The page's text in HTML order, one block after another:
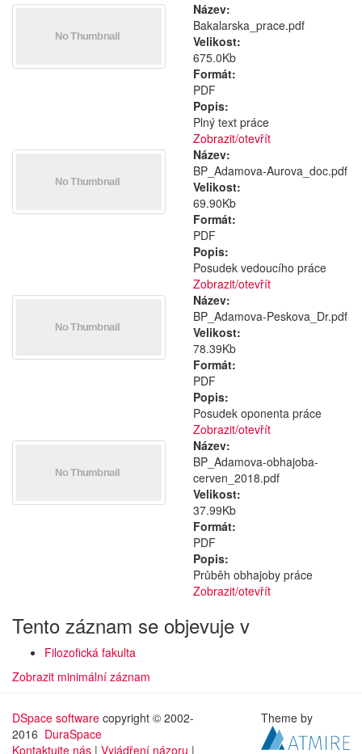
Název:
Bakalarska_prace.pdf
Velikost:
675.0Kb
Formát:
PDF
Popis:
Plný text práce
Zobrazit/otevřít
Název:
BP_Adamova-Aurova_doc.pdf
Velikost:
69.90Kb
Formát:
PDF
Popis:
Posudek vedoucího práce
Zobrazit/otevřít
Název:
BP_Adamova-Peskova_Dr.pdf
Velikost:
78.39Kb
Formát:
PDF
Popis:
Posudek oponenta práce
Zobrazit/otevřít
Název:
BP_Adamova-obhajoba-
cerven_2018.pdf
Velikost:
37.99Kb
Formát:
PDF
Popis:
Průběh obhajoby práce
Zobrazit/otevřít
Tento záznam se objevuje v
Filozofická fakulta
Zobrazit minimální záznam
DSpace software copyright © 2002-
2016 DuraSpace
Kontaktujte nás | Vyjádření názoru |
Theme by